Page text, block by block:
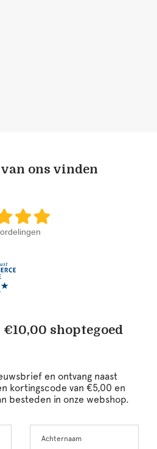
ons vinden
shoptegoed
en ontvang naast
kortingscode van €5,00 en
besteden in onze webshop.